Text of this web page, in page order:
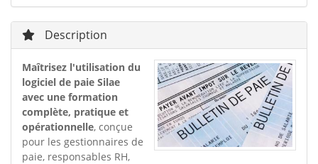
Description
Maîtrisez l'utilisation du
logiciel de paie Silae
avec une formation
complète, pratique et
opérationnelle, conçue
pour les gestionnaires de
paie, responsables RH,